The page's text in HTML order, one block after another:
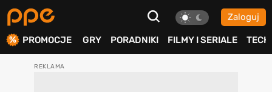
Zaloguj
PROMOCJE GRY PORADNIKI FILMY I SERIALE TECH